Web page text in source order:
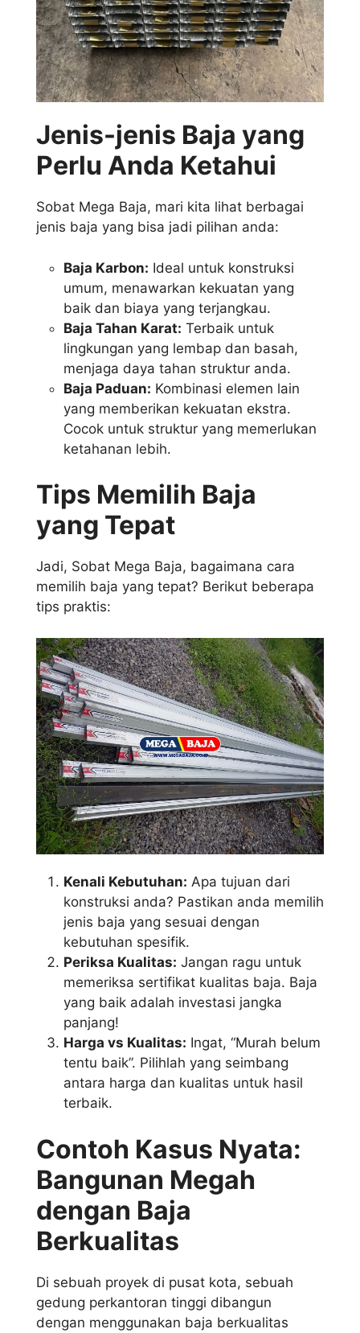
Jenis-jenis Baja yang
Perlu Anda Ketahui
Sobat Mega Baja, mari kita lihat berbagai
jenis baja yang bisa jadi pilihan anda:
Baja Karbon: Ideal untuk konstruksi
umum, menawarkan kekuatan yang
baik dan biaya yang terjangkau.
Baja Tahan Karat: Terbaik untuk
lingkungan yang lembap dan basah,
menjaga daya tahan struktur anda.
Baja Paduan: Kombinasi elemen lain
yang memberikan kekuatan ekstra.
Cocok untuk struktur yang memerlukan
ketahanan lebih.
Tips Memilih Baja
yang Tepat
Jadi, Sobat Mega Baja, bagaimana cara
memilih baja yang tepat? Berikut beberapa
tips praktis:
Kenali Kebutuhan: Apa tujuan dari
konstruksi anda? Pastikan anda memilih
jenis baja yang sesuai dengan
kebutuhan spesifik.
Periksa Kualitas: Jangan ragu untuk
memeriksa sertifikat kualitas baja. Baja
yang baik adalah investasi jangka
panjang!
Harga vs Kualitas: Ingat, “Murah belum
tentu baik”. Pilihlah yang seimbang
antara harga dan kualitas untuk hasil
terbaik.
Contoh Kasus Nyata:
Bangunan Megah
dengan Baja
Berkualitas
Di sebuah proyek di pusat kota, sebuah
gedung perkantoran tinggi dibangun
dengan menggunakan baja berkualitas